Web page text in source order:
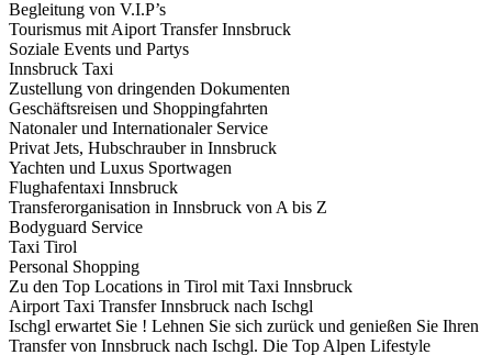
Begleitung von V.I.P’s
Tourismus mit Aiport Transfer Innsbruck
Soziale Events und Partys
Innsbruck Taxi
Zustellung von dringenden Dokumenten
Geschäftsreisen und Shoppingfahrten
Natonaler und Internationaler Service
Privat Jets, Hubschrauber in Innsbruck
Yachten und Luxus Sportwagen
Flughafentaxi Innsbruck
Transferorganisation in Innsbruck von A bis Z
Bodyguard Service
Taxi Tirol
Personal Shopping
Zu den Top Locations in Tirol mit Taxi Innsbruck
Airport Taxi Transfer Innsbruck nach Ischgl
Ischgl erwartet Sie ! Lehnen Sie sich zurück und genießen Sie Ihren
Transfer von Innsbruck nach Ischgl. Die Top Alpen Lifestyle